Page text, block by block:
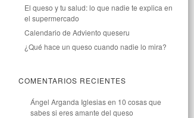
El queso y tu salud: lo que nadie te explica en
el supermercado
Calendario de Adviento queseru
¿Qué hace un queso cuando nadie lo mira?
COMENTARIOS RECIENTES
Ángel Arganda Iglesiasen 10 cosas que
sabes si eres amante del queso